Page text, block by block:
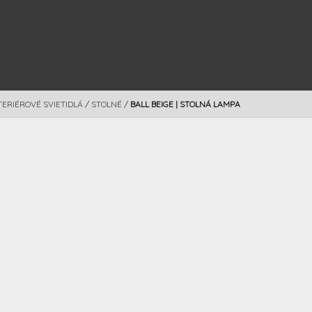
SVIETIDLÁ / STOLNÉ / BALL BEIGE | STOLNÁ LAMPA